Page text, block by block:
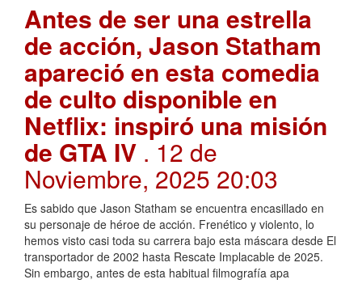
Antes de ser una estrella
de acción, Jason Statham
apareció en esta comedia
de culto disponible en
Netflix: inspiró una misión
de GTA IV . 12 de
Noviembre, 2025 20:03
Es sabido que Jason Statham se encuentra encasillado en
su personaje de héroe de acción. Frenético y violento, lo
hemos visto casi toda su carrera bajo esta máscara desde El
transportador de 2002 hasta Rescate Implacable de 2025.
Sin embargo, antes de esta habitual filmografía apa